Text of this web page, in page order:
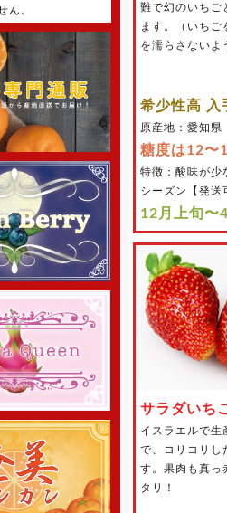
難で幻のいちご
ます。（いちご
を濡らさないよ
希少性高 入
原産地：愛知県
糖度は12〜
特徴：酸味が少
シーズン【発送
12月上旬〜
サラダいち
イスラエルで生
で、コリコリし
す。果肉も真っ
タリ！
]
5日を休業とさせて
中に頂いたご注文
、5月6日からの手
何卒ご理解の程、
ます。
日]
月5日を冬季休暇と
。 何卒ご理解の
上げます。
日]
月5日を冬季休暇と
。 何卒ご理解の
上げます。
]
15日を夏季休暇と
。 何卒ご理解の
上げます。
日]
月6日を冬季休暇と
。 何卒ご理解の
上げます。
日 ]
ん。